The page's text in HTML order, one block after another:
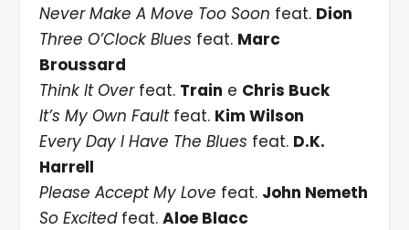
Never Make A Move Too Soon feat. Dion
Three O’Clock Blues feat. Marc
Broussard
Think It Overfeat. Train e Chris Buck
It’s My Own Faultfeat. Kim Wilson
Every Day I Have The Blues feat. D.K.
Harrell
Please Accept My Love feat. John Nemeth
So Excitedfeat. Aloe Blacc